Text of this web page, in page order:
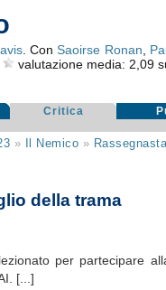
. ConSaoirse Ronan
valutazione media: 2,09
Critica
» Il Nemico »
della trama
per partecipare
[...]